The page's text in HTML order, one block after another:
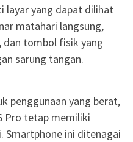
layar yang dapat dilihat
matahari langsung,
dan tombol fisik yang
sarung tangan.
penggunaan yang berat,
Pro tetap memiliki
Smartphone ini ditenagai